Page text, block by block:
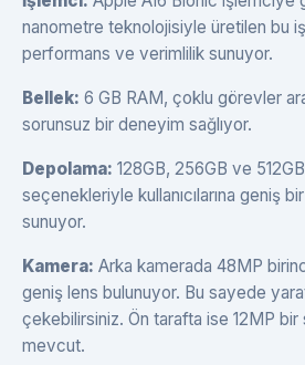
nanometre teknolojisiyle üretilen bu
performans ve verimlilik sunuyor.
Bellek: 6 GB RAM, çoklu görevler
sorunsuz bir deneyim sağlıyor.
Depolama: 128GB, 256GB ve
seçenekleriyle kullanıcılarına geniş
sunuyor.
Kamera: Arka kamerada 48MP
geniş lens bulunuyor. Bu sayede
çekebilirsiniz. Ön tarafta ise 12MP bir
mevcut.